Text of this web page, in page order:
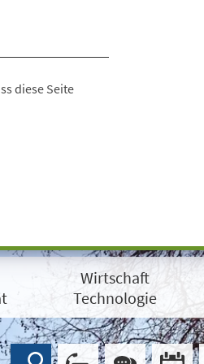
diese Seite
Wirtschaft
Technologie